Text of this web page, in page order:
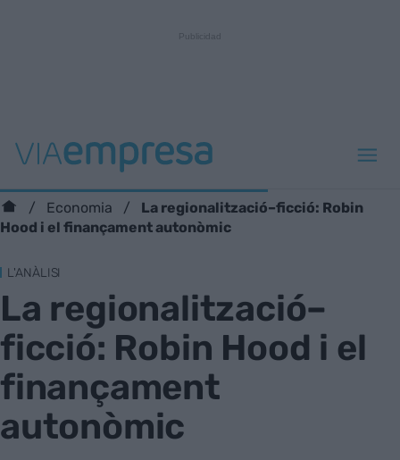
Economia
La regionalització–ficció: Robin
Hood i el finançament autonòmic
L'ANÀLISI
La regionalització–
ficció: Robin Hood i el
finançament
autonòmic